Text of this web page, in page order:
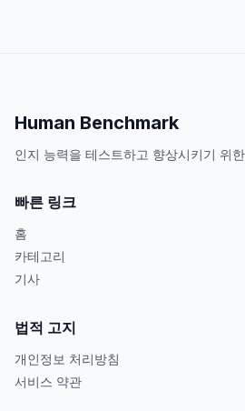
Human Benchmark
인지 능력을 테스트하고 향상시키기 위
빠른 링크
홈
카테고리
기사
법적 고지
개인정보 처리방침
서비스 약관